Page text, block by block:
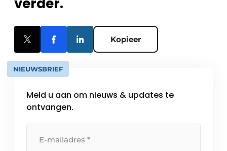
verder.
Kopieer
NIEUWSBRIEF
Meld u aan om nieuws & updates te
ontvangen.